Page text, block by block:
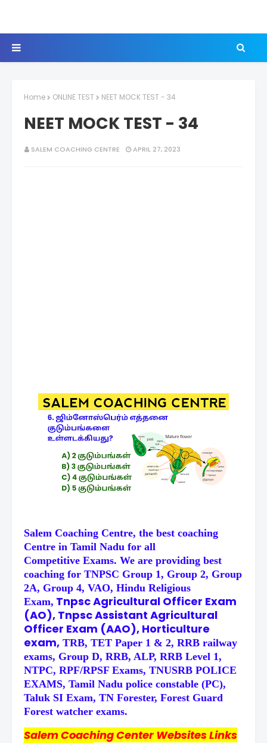
Home ONLINE TEST NEET MOCK TEST - 34
NEET MOCK TEST - 34
SALEM COACHING CENTRE APRIL 27, 2023
Salem Coaching Centre, the best coaching
Centre in Tamil Nadu for all
Competitive Exams. We are providing best
coaching for TNPSC Group 1, Group 2, Group
2A, Group 4, VAO, Hindu Religious
Exam, Tnpsc Agricultural Officer Exam
(AO), Tnpsc Assistant Agricultural
Officer Exam (AAO), Horticulture
exam, TRB, TET Paper 1 & 2, RRB railway
exams, Group D, RRB, ALP, RRB Level 1,
NTPC, RPF/RPSF Exams, TNUSRB POLICE
EXAMS, Tamil Nadu police constable (PC),
Taluk SI Exam, TN Forester, Forest Guard
Forest watcher exams.
Salem Coaching Center Websites Links